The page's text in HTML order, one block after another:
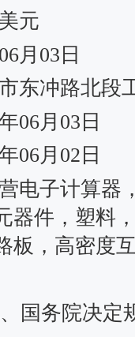
元
月03日
东冲路北段
06月03日
06月02日
电子计算器
器件，塑料
板，高密度
国务院决定